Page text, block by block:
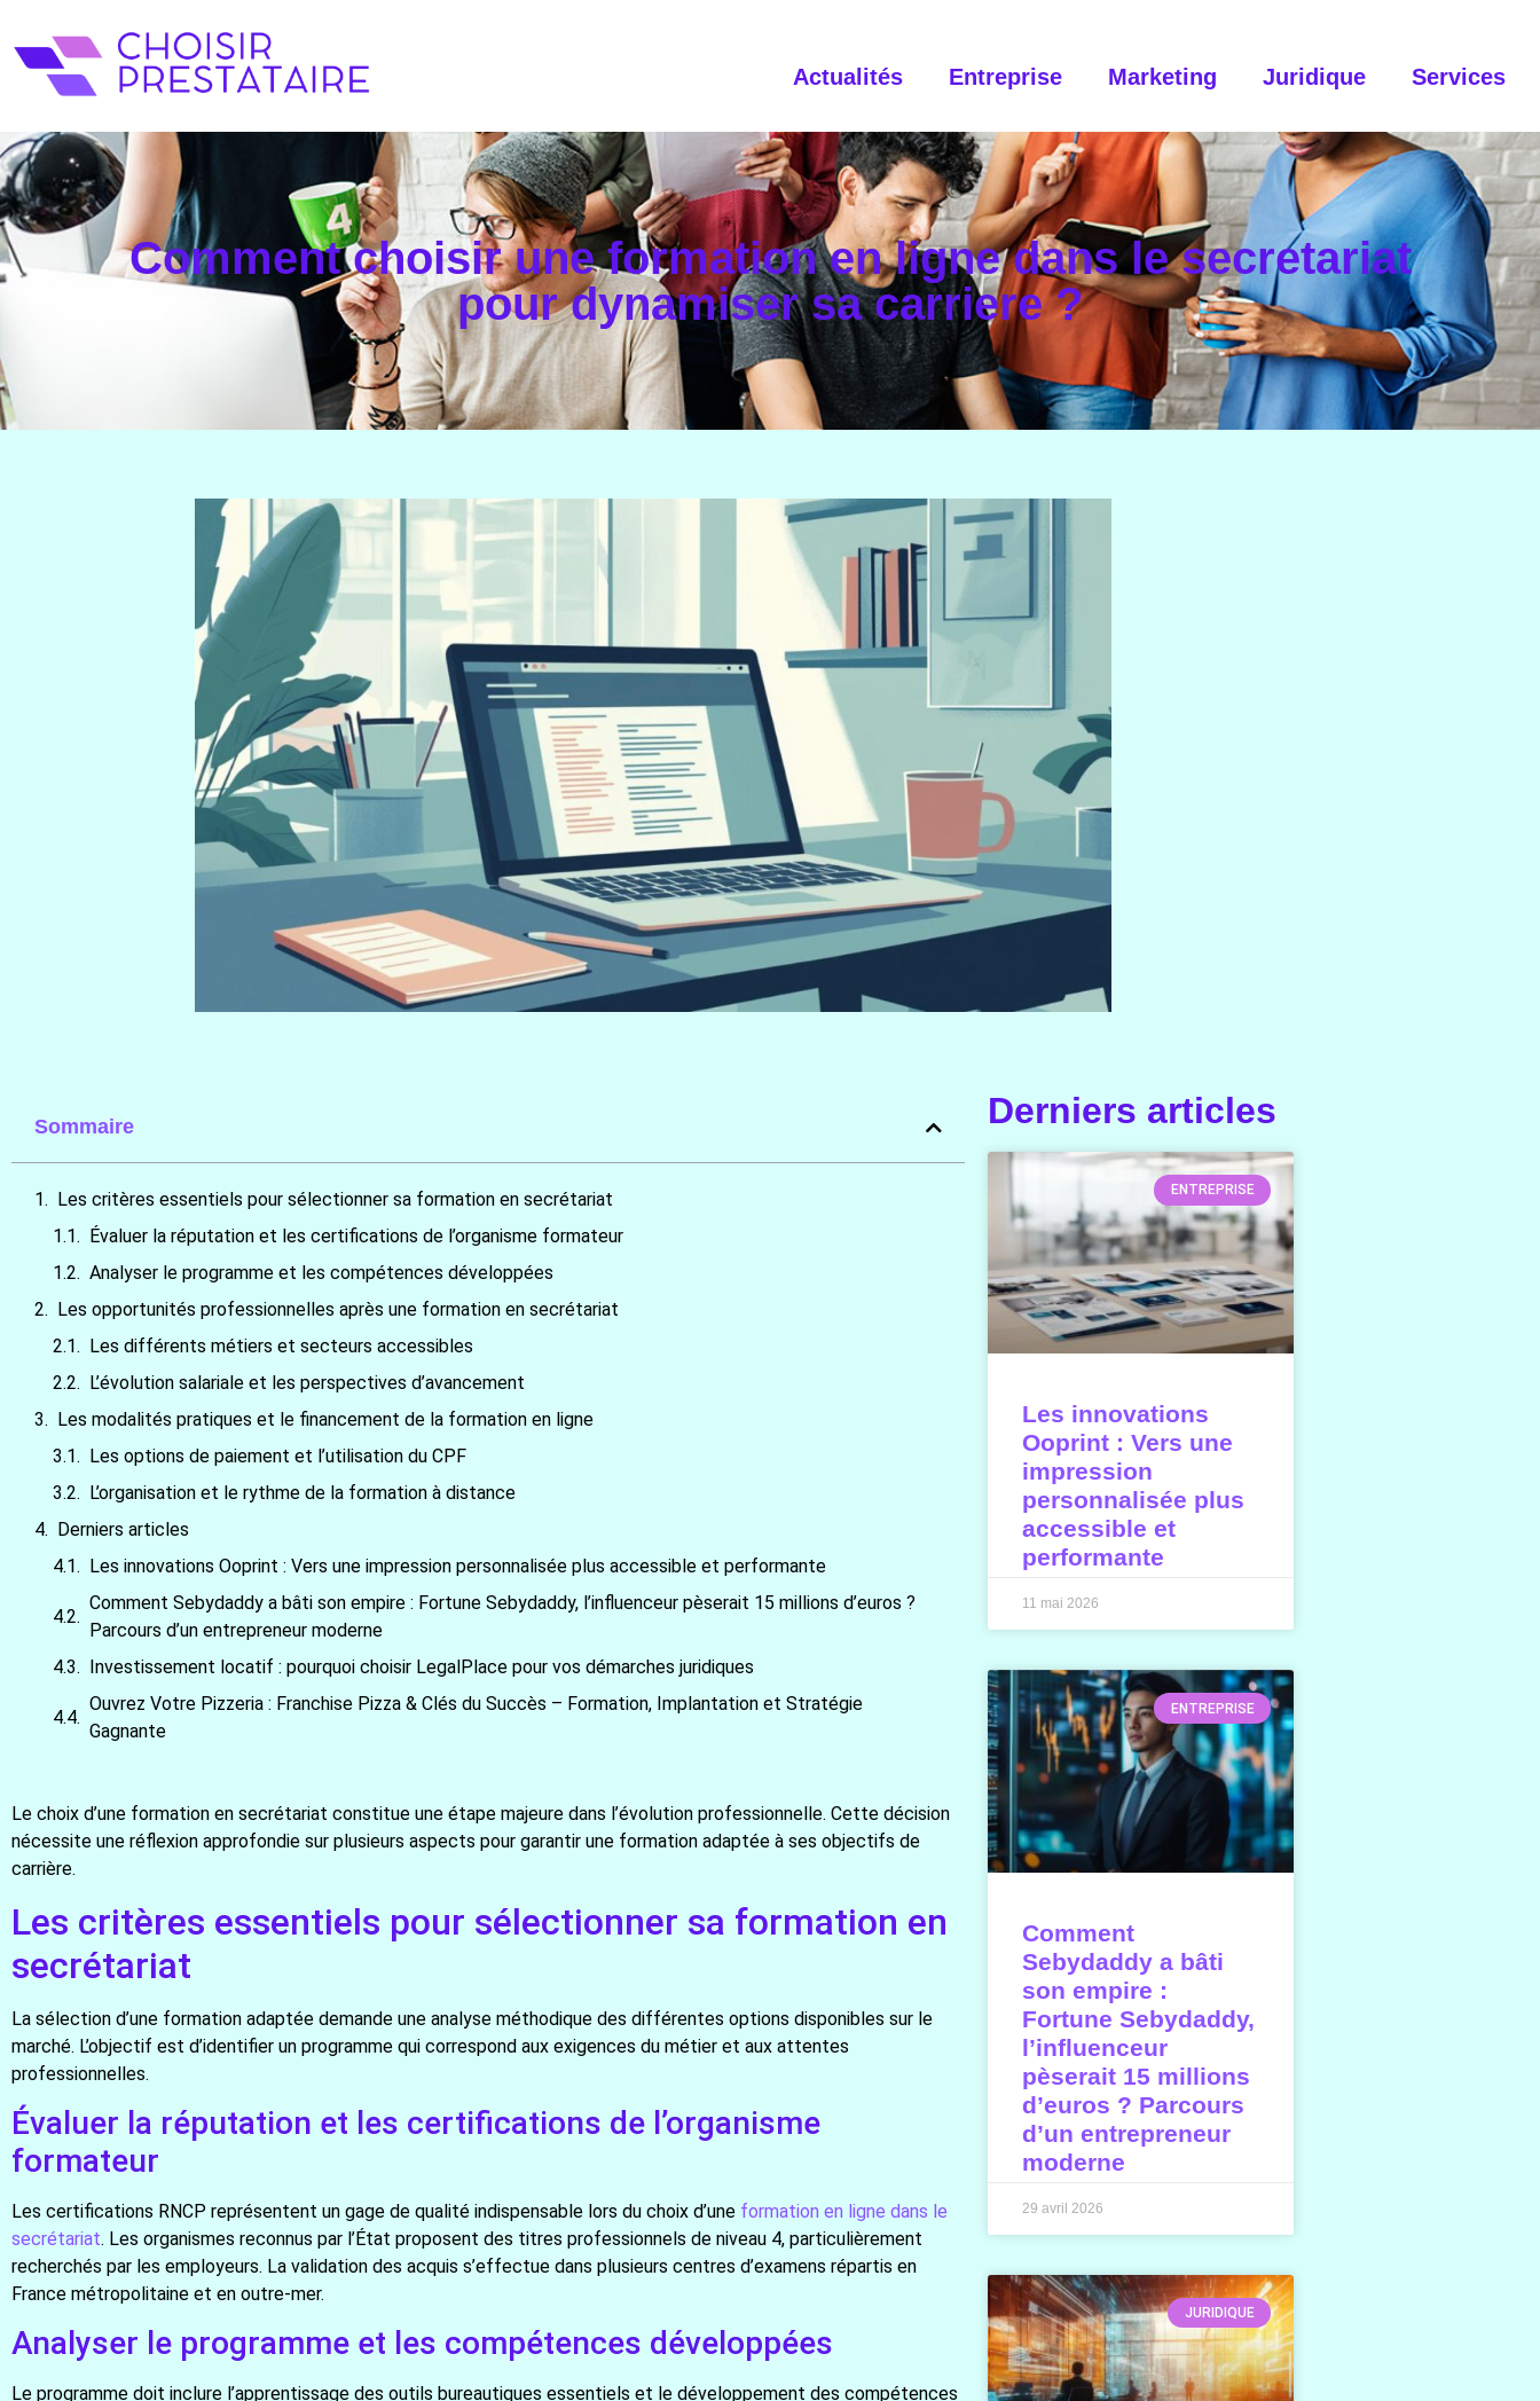
Actualités Entreprise Marketing Juridique Services
Comment choisir une formation en ligne dans le secretariat
pour dynamiser sa carriere ?
Sommaire
Les critères essentiels pour sélectionner sa formation en secrétariat
Évaluer la réputation et les certifications de l’organisme formateur
Analyser le programme et les compétences développées
Les opportunités professionnelles après une formation en secrétariat
Les différents métiers et secteurs accessibles
L’évolution salariale et les perspectives d’avancement
Les modalités pratiques et le financement de la formation en ligne
Les options de paiement et l’utilisation du CPF
L’organisation et le rythme de la formation à distance
Derniers articles
Les innovations Ooprint : Vers une impression personnalisée plus accessible et performante
Comment Sebydaddy a bâti son empire : Fortune Sebydaddy, l’influenceur pèserait 15 millions d’euros ?
Parcours d’un entrepreneur moderne
Investissement locatif : pourquoi choisir LegalPlace pour vos démarches juridiques
Ouvrez Votre Pizzeria : Franchise Pizza & Clés du Succès – Formation, Implantation et Stratégie
Gagnante
Le choix d’une formation en secrétariat constitue une étape majeure dans l’évolution professionnelle. Cette décision
nécessite une réflexion approfondie sur plusieurs aspects pour garantir une formation adaptée à ses objectifs de
carrière.
Les critères essentiels pour sélectionner sa formation en
secrétariat
La sélection d’une formation adaptée demande une analyse méthodique des différentes options disponibles sur le
marché. L’objectif est d’identifier un programme qui correspond aux exigences du métier et aux attentes
professionnelles.
Évaluer la réputation et les certifications de l’organisme
formateur
Les certifications RNCP représentent un gage de qualité indispensable lors du choix d’une formation en ligne dans le
secrétariat. Les organismes reconnus par l’État proposent des titres professionnels de niveau 4, particulièrement
recherchés par les employeurs. La validation des acquis s’effectue dans plusieurs centres d’examens répartis en
France métropolitaine et en outre-mer.
Analyser le programme et les compétences développées
Le programme doit inclure l’apprentissage des outils bureautiques essentiels et le développement des compétences
Derniers articles
ENTREPRISE
Les innovations
Ooprint : Vers une
impression
personnalisée plus
accessible et
performante
11 mai 2026
ENTREPRISE
Comment
Sebydaddy a bâti
son empire :
Fortune Sebydaddy,
l’influenceur
pèserait 15 millions
d’euros ? Parcours
d’un entrepreneur
moderne
29 avril 2026
JURIDIQUE